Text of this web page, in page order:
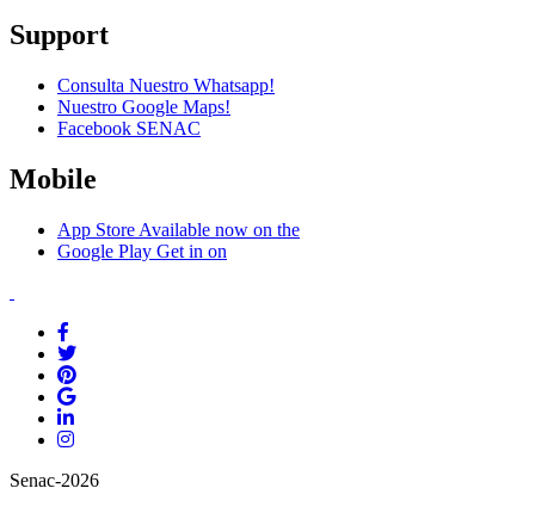
Support
Consulta Nuestro Whatsapp!
Nuestro Google Maps!
Facebook SENAC
Mobile
App Store Available now on the
Google Play Get in on
Senac-2026